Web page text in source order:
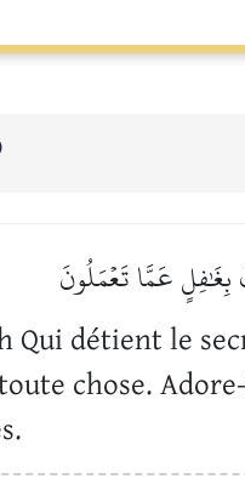
بِغَٰفِلٍ عَمَّا تَعۡمَلُونَ
Qui détient le
chose.